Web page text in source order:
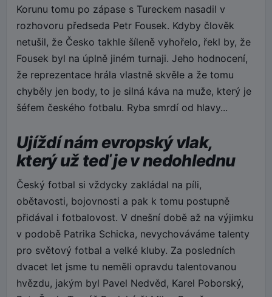
Korunu tomu po zápase s Tureckem nasadil v
rozhovoru předseda Petr Fousek. Kdyby člověk
netušil, že Česko takhle šíleně vyhořelo, řekl by, že
Fousek byl na úplně jiném turnaji. Jeho hodnocení,
že reprezentace hrála vlastně skvěle a že tomu
chyběly jen body, to je silná káva na muže, který je
šéfem českého fotbalu. Ryba smrdí od hlavy...
Ujíždí nám evropský vlak,
který už teď je v nedohlednu
Český fotbal si vždycky zakládal na píli,
obětavosti, bojovnosti a pak k tomu postupně
přidával i fotbalovost. V dnešní době až na výjimku
v podobě Patrika Schicka, nevychováváme talenty
pro světový fotbal a velké kluby. Za posledních
dvacet let jsme tu neměli opravdu talentovanou
hvězdu, jakým byl Pavel Nedvěd, Karel Poborský,